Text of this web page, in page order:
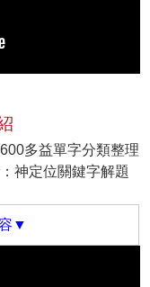
多益單字分類整理
神定位關鍵字解題
▼